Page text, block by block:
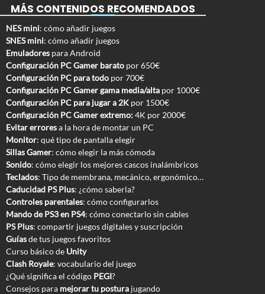
MÁS CONTENIDOS RECOMENDADOS
NES mini: cómo añadir juegos
SNES mini: cómo añadir juegos
Emuladores para Android
Configuración PC Gamer barato por 650€
Configuración PC para todo por 700€
Configuración PC Gamer gama media/alta por 1000€
Configuración PC para jugar a 2K por 1500€
Configuración PC Gamer extremo:4K por 2000€
Evitar erroresa la hora de montar un PC
Monitor: qué tipo de pantalla elegir
Sillas Gamer: cómo elegir la más cómoda
Sonido: cómo elegir los mejores cascos inalámbricos
Teclados: Tipo de membrana, mecánico, ergonómico…
Caducidad PS Plus: ¿cómo saberla?
Controles parentales: cómo configurarlos
Mando de PS3 en PS4: cómo conectarlo sin cables
PS Plus: compartir juegos digitales y suscripción
Guíasde tus juegos favoritos
Curso básico de Unity
Clash Royale: vocabulario del juego
¿Qué significa el código PEGI?
Consejos para mejorar tu postura jugando